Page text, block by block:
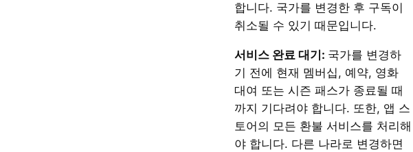
합니다. 국가를 변경한 후 구독이
취소될 수 있기 때문입니다.
서비스 완료 대기: 국가를 변경하
기 전에 현재 멤버십, 예약, 영화
대여 또는 시즌 패스가 종료될 때
까지 기다려야 합니다. 또한, 앱 스
토어의 모든 환불 서비스를 처리해
야 합니다. 다른 나라로 변경하면